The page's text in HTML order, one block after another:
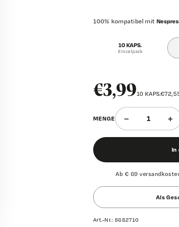
100% kompatibel mit
10 KAPS.
Einzelpack
€3,9910 KAPS.
MENGE − +
In
Ab € 69
Als
Art.-Nr.: 8682710